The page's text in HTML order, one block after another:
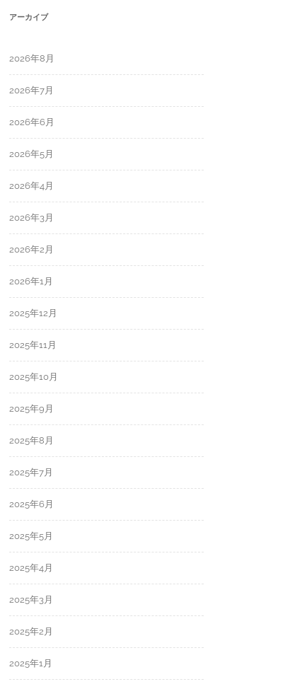
アーカイブ
2026年8月
2026年7月
2026年6月
2026年5月
2026年4月
2026年3月
2026年2月
2026年1月
2025年12月
2025年11月
2025年10月
2025年9月
2025年8月
2025年7月
2025年6月
2025年5月
2025年4月
2025年3月
2025年2月
2025年1月